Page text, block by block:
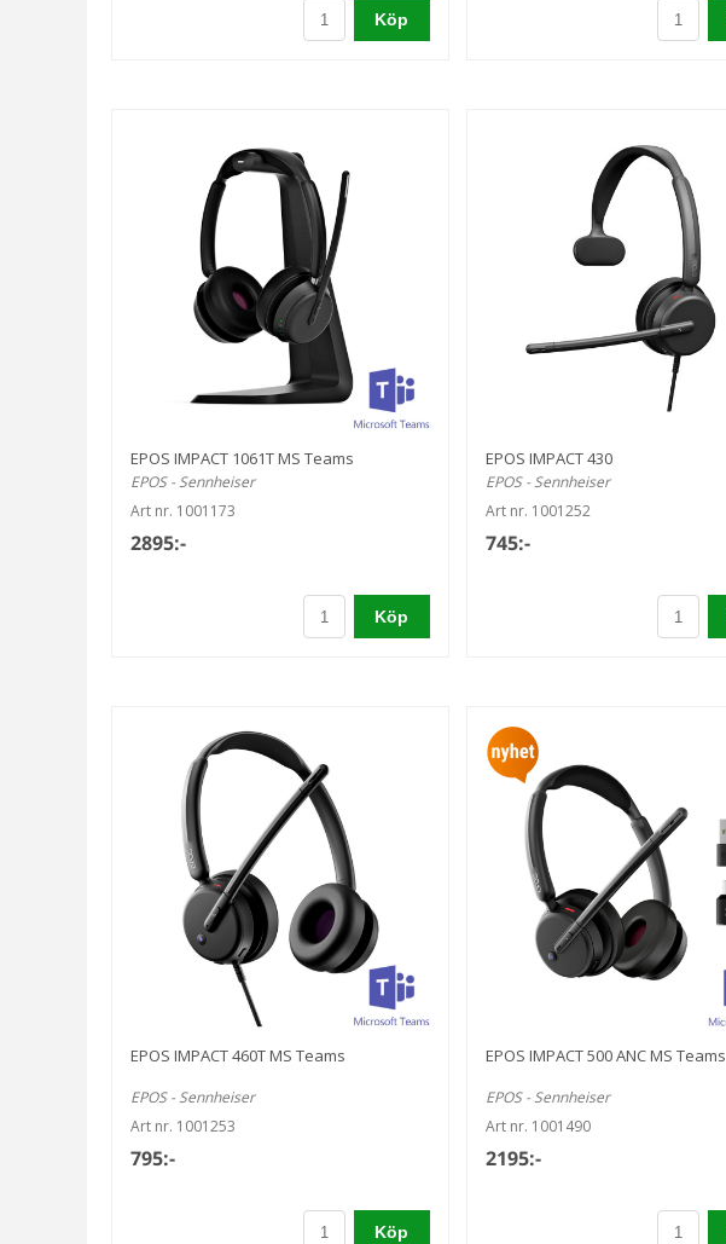
Köp
EPOS IMPACT 1061T MS Teams
EPOS - Sennheiser
Art nr. 1001173
2895:-
Köp
EPOS IMPACT 430
EPOS - Sennheiser
Art nr. 1001252
745:-
EPOS IMPACT 460T MS Teams
EPOS - Sennheiser
Art nr. 1001253
795:-
Köp
EPOS IMPACT 500 ANC MS Teams
EPOS - Sennheiser
Art nr. 1001490
2195:-